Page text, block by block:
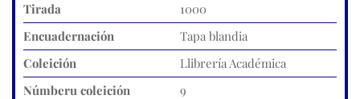
Tirada
1000
Encuadernación
Tapa blandia
Coleición
Llibrería Académica
Númberu coleición
9